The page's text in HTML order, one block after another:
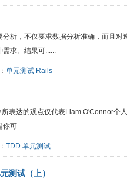
析，不仅要求数据分析准确，而且
求。结果可......
单元测试 Rails
表达的观点仅代表Liam O'Connor个
你可......
TDD 单元测试
测试（上）